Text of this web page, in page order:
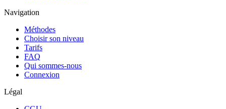
Navigation
Méthodes
Choisir son niveau
Tarifs
FAQ
Qui sommes-nous
Connexion
Légal